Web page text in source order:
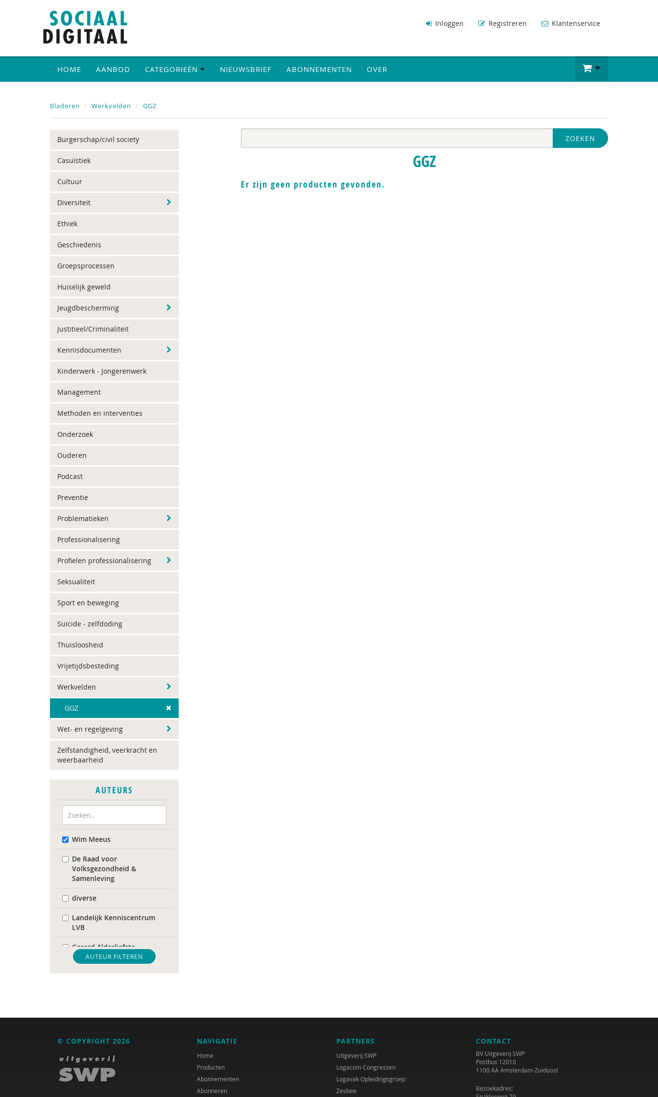
Inloggen Registreren Klantenservice
HOME AANBOD CATEGORIEËN NIEUWSBRIEF ABONNEMENTEN OVER
Bladeren Werkvelden GGZ
Burgerschap/civil society
Casuïstiek
Cultuur
Diversiteit
Ethiek
Geschiedenis
Groepsprocessen
Huiselijk geweld
Jeugdbescherming
Justitieel/Criminaliteit
Kennisdocumenten
Kinderwerk - Jongerenwerk
Management
Methoden en interventies
Onderzoek
Ouderen
Podcast
Preventie
Problematieken
Professionalisering
Profielen professionalisering
Seksualiteit
Sport en beweging
Suïcide - zelfdoding
Thuisloosheid
Vrijetijdsbesteding
Werkvelden
GGZ
Wet- en regelgeving
Zelfstandigheid, veerkracht en
weerbaarheid
AUTEURS
Wim Meeus
De Raad voor
Volksgezondheid &
Samenleving
diverse
Landelijk Kenniscentrum
LVB
Gerard Alderliefste
Erik Alink
Laura Batstra
Yvette de Beer
Geert Bettinger
AUTEUR FILTEREN
ZOEKEN
GGZ
Er zijn geen producten gevonden.
© COPYRIGHT 2026 NAVIGATIE
Home
Producten
Abonnementen
Abonneren
PARTNERS
Uitgeverij SWP
Logacom Congressen
Logavak Opleidingsgroep
Zesbee
CONTACT
BV Uitgeverij SWP
Postbus 12010
1100 AA Amsterdam-Zuidoost
Bezoekadres: